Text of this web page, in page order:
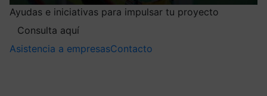
Ayudas e iniciativas para impulsar tu proyecto
Consulta aquí
Asistencia a empresasContacto